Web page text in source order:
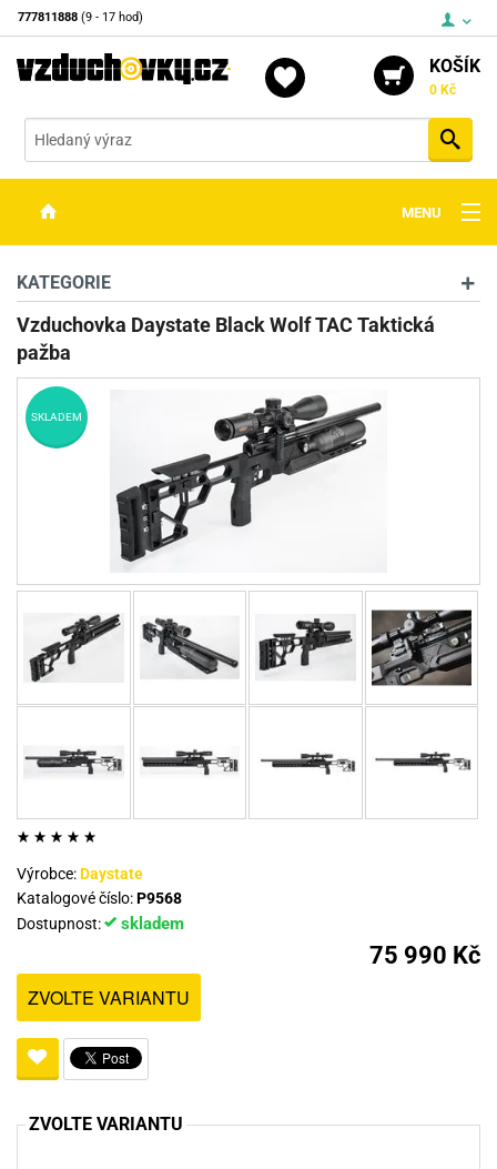
777811888 (9 - 17 hod)
KOŠÍK
0 Kč
MENU
OPTIKA
STŘELIVO
PŘÍSLUŠENSTVÍ
DETEKTORY KOVŮ
KATEGORIE
Vzduchovka Daystate Black Wolf TAC Taktická
pažba
SKLADEM
Výrobce:Daystate
Katalogové číslo:P9568
Dostupnost:
skladem
75 990 Kč
ZVOLTE VARIANTU
ZVOLTE VARIANTU